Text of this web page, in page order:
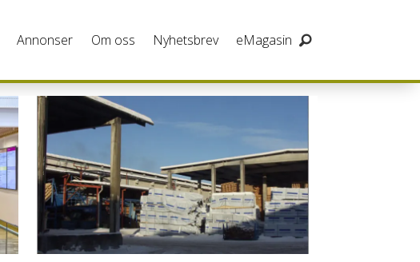
Annonser Om oss Nyhetsbrev eMagasin